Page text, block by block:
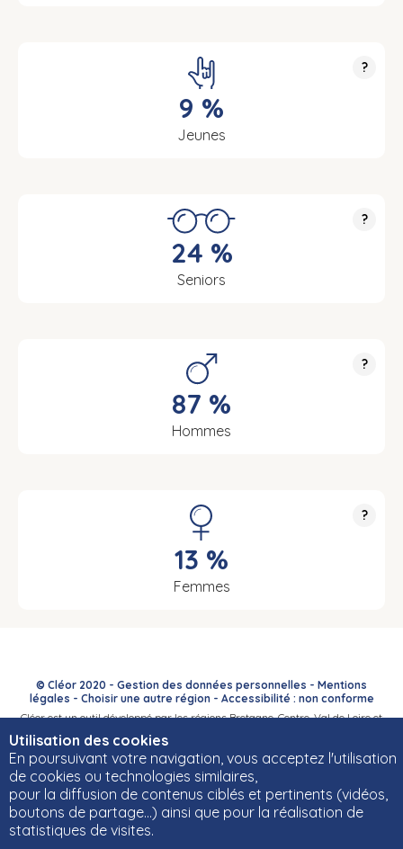
Utilisation des cookies
En poursuivant votre navigation, vous acceptez l'utilisation
de cookies ou technologies similaires,
pour la diffusion de contenus ciblés et pertinents (vidéos,
boutons de partage…) ainsi que pour la réalisation de
statistiques de visites.
?
9 %
Jeunes
?
24 %
Seniors
?
87 %
Hommes
?
13 %
Femmes
© Cléor 2020 - Gestion des données personnelles - Mentions
légales - Choisir une autre région- Accessibilité : non conforme
Cléor est un outil développé par les régions Bretagne, Centre-Val de Loire et